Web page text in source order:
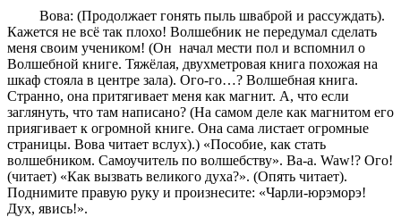
Вова: (Продолжает гонять пыль шваброй и рассуждать).
Кажется не всё так плохо! Волшебник не передумал сделать
меня своим учеником! (Он начал мести пол и вспомнил о
Волшебной книге. Тяжёлая, двухметровая книга похожая на
шкаф стояла в центре зала). Ого-го…? Волшебная книга.
Странно, она притягивает меня как магнит. А, что если
заглянуть, что там написано? (На самом деле как магнитом его
приягивает к огромной книге. Она сама листает огромные
страницы. Вова читает вслух).) «Пособие, как стать
волшебником. Самоучитель по волшебству». Ва-а. Waw!? Ого!
(читает) «Как вызвать великого духа?». (Опять читает).
Поднимите правую руку и произнесите: «Чарли-юрэморэ!
Дух, явись!».